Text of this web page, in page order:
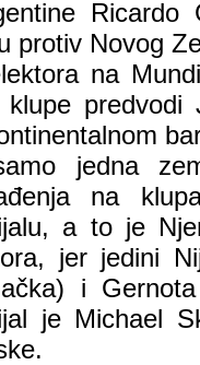
Ricardo
protiv Novog
na
predvodi
jedna
na
a to je
jer jedini
i
je Michael